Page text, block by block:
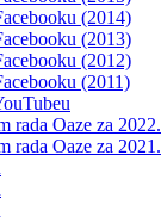
(2014)
(2013)
(2012)
(2011)
rada Oaze za 2022.
rada Oaze za 2021.